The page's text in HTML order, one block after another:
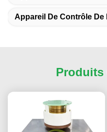
Appareil De Contrôle De
Produits